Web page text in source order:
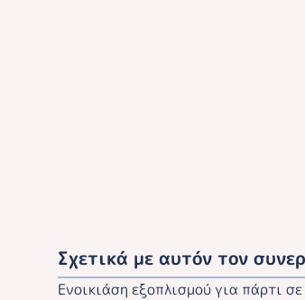
Σχετικά με αυτόν τον
Ενοικιάση εξοπλισμού για πάρτι